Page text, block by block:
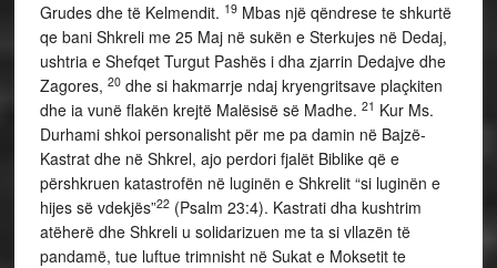
Grudes dhe të Kelmendit. 19Mbas një qëndrese te shkurtë
qe bani Shkreli me 25 Maj në sukën e Sterkujes në Dedaj,
ushtria e Shefqet Turgut Pashës i dha zjarrin Dedajve dhe
Zagores, 20dhe si hakmarrje ndaj kryengritsave plaçkiten
dhe ia vunë flakën krejtë Malësisë së Madhe. 21 Kur Ms.
Durhami shkoi personalisht për me pa damin në Bajzë-
Kastrat dhe në Shkrel, ajo perdori fjalët Biblike që e
përshkruen katastrofën në luginën e Shkrelit “si luginën e
hijes së vdekjës”22(Psalm 23:4). Kastrati dha kushtrim
atëherë dhe Shkreli u solidarizuen me ta si vllazën të
pandamë, tue luftue trimnisht në Sukat e Moksetit te